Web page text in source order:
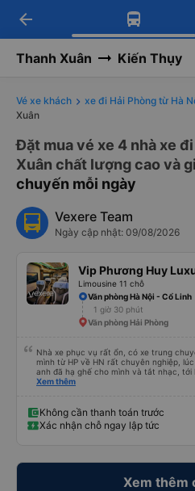
Tải app Vexere
Nhận ưu đãi thành
Tải app Vexere
-30k/ghế khi đặt
arrow_back
Thanh Xuân Kiến Thụy
Vé xe khách xe đi Hải Phòng từ Hà
Xuân
Đặt mua vé xe 4 nhà xe
Xuân chất lượng cao và
chuyến mỗi ngày
Vexere Team
Ngày cập nhật: 09/08/2026
Vip Phương Huy
Limousine 11 chỗ
Văn phòng Hà Nội - Cổ Linh
1 giờ 30 phút
Văn phòng Hải Phòng
Nhà xe phục vụ rất ổn, có xe trung
mình từ HP về HN rất chuyên nghiệp,
anh đã hạ ghế cho mình và tắt nhạc, tới
thấy điện thoại thì anh đã ngay lập tức
Xem thêm
Không cần thanh toán trước
Xác nhận chỗ ngay lập tức
Xem thêm